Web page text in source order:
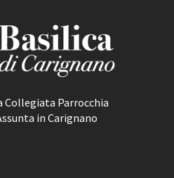
Collegiata Parrocchia
in Carignano